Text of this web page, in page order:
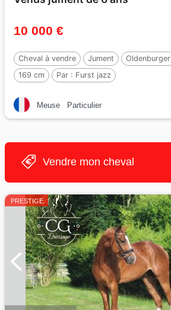
10 000 €
Cheval à vendre Jument Oldenburger
169 cm
Par : Furst jazz
Meuse Particulier
Vendre mon cheval
PRESTIGE